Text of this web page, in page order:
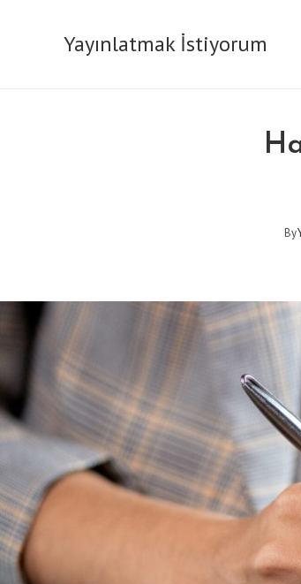
Yayınlatmak İstiyorum
By